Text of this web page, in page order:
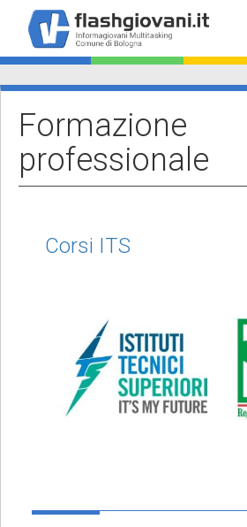
contenuto
principale
Formazione
professionale
Corsi ITS